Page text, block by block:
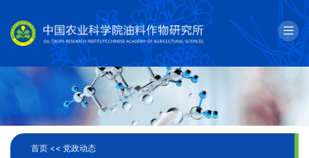
English 邮箱
科学研究
首页 << 党政动态